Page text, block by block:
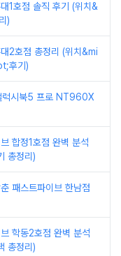
1호점 솔직 후기 (위치&
)
2호점 총정리 (위치&mi
후기)
럭시북5 프로 NT960X
합정1호점 완벽 분석
총정리)
패스트파이브 한남점
학동2호점 완벽 분석
총정리)